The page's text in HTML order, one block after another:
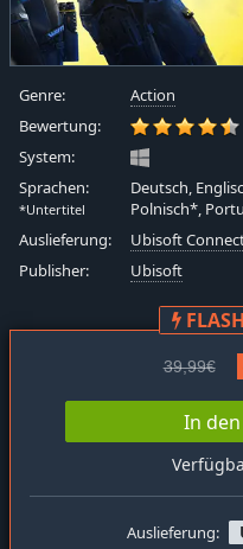
Genre:
Action
Bewertung:
System:
Sprachen:
*Untertitel
Deutsch,
Polnisch*,
Auslieferung:
Ubisoft
Publisher:
Ubisoft
FLASH
39,99€
In
Auslieferung: